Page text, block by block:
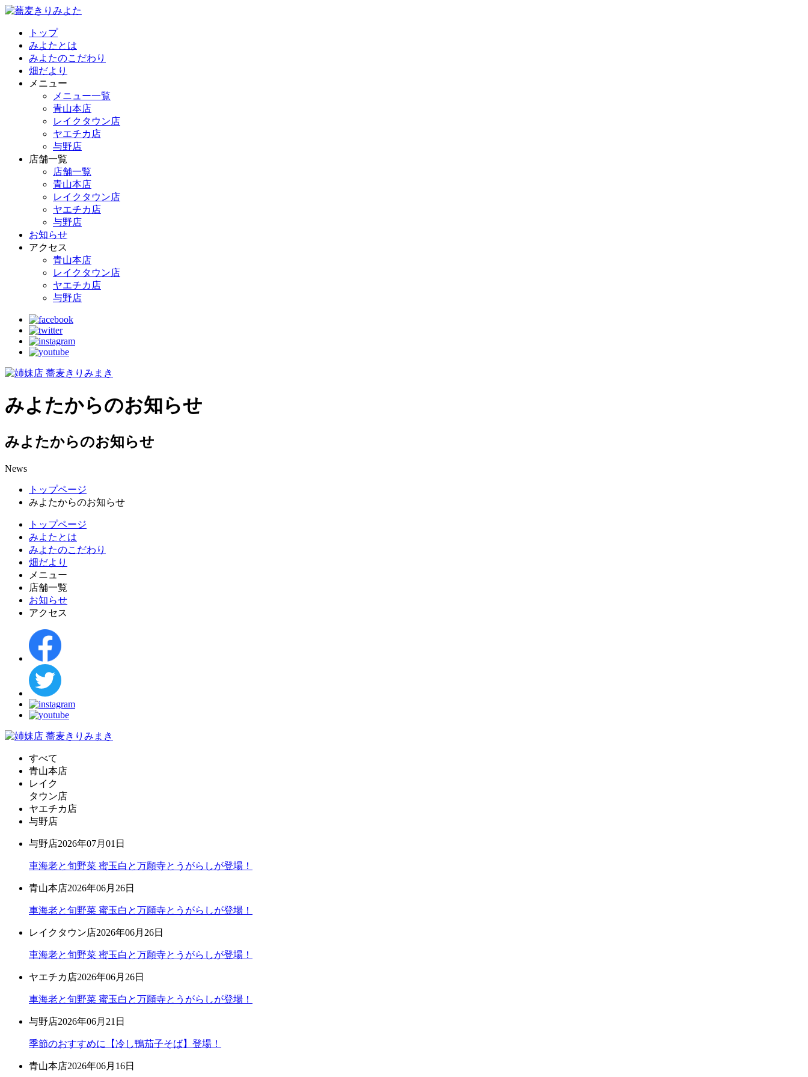
トップ
みよたとは
みよたのこだわり
畑だより
メニュー
メニュー一覧
青山本店
レイクタウン店
ヤエチカ店
与野店
店舗一覧
店舗一覧
青山本店
レイクタウン店
ヤエチカ店
与野店
お知らせ
アクセス
青山本店
レイクタウン店
ヤエチカ店
与野店
みよたからのお知らせ
みよたからのお知らせ
News
トップページ
みよたからのお知らせ
トップページ
みよたとは
みよたのこだわり
畑だより
メニュー
店舗一覧
お知らせ
アクセス
すべて
青山本店
レイク
タウン店
ヤエチカ店
与野店
与野店2026年07月01日
車海老と旬野菜 蜜玉白と万願寺とうがらしが登場！
青山本店2026年06月26日
車海老と旬野菜 蜜玉白と万願寺とうがらしが登場！
レイクタウン店2026年06月26日
車海老と旬野菜 蜜玉白と万願寺とうがらしが登場！
ヤエチカ店2026年06月26日
車海老と旬野菜 蜜玉白と万願寺とうがらしが登場！
与野店2026年06月21日
季節のおすすめに【冷し鴨茄子そば】登場！
青山本店2026年06月16日